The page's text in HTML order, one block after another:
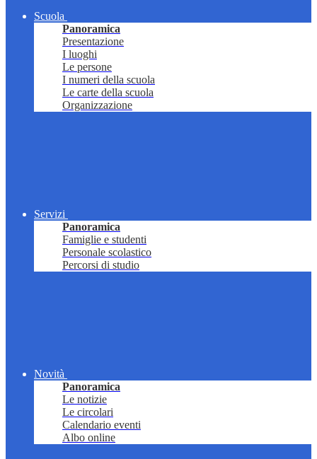
Scuola
Panoramica
Presentazione
I luoghi
Le persone
I numeri della scuola
Le carte della scuola
Organizzazione
Servizi
Panoramica
Famiglie e studenti
Personale scolastico
Percorsi di studio
Novità
Panoramica
Le notizie
Le circolari
Calendario eventi
Albo online